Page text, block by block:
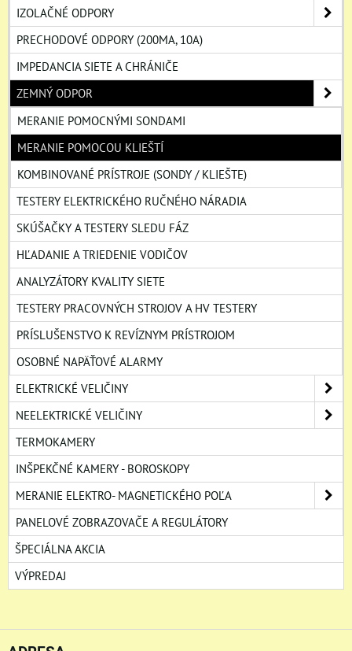
IZOLAČNÉ ODPORY
PRECHODOVÉ ODPORY (200MA, 10A)
IMPEDANCIA SIETE A CHRÁNIČE
ZEMNÝ ODPOR
MERANIE POMOCNÝMI SONDAMI
MERANIE POMOCOU KLIEŠTÍ
KOMBINOVANÉ PRÍSTROJE (SONDY / KLIEŠTE)
TESTERY ELEKTRICKÉHO RUČNÉHO NÁRADIA
SKÚŠAČKY A TESTERY SLEDU FÁZ
HĽADANIE A TRIEDENIE VODIČOV
ANALYZÁTORY KVALITY SIETE
TESTERY PRACOVNÝCH STROJOV A HV TESTERY
PRÍSLUŠENSTVO K REVÍZNYM PRÍSTROJOM
OSOBNÉ NAPÄŤOVÉ ALARMY
ELEKTRICKÉ VELIČINY
NEELEKTRICKÉ VELIČINY
TERMOKAMERY
INŠPEKČNÉ KAMERY - BOROSKOPY
MERANIE ELEKTRO- MAGNETICKÉHO POĽA
PANELOVÉ ZOBRAZOVAČE A REGULÁTORY
ŠPECIÁLNA AKCIA
VÝPREDAJ